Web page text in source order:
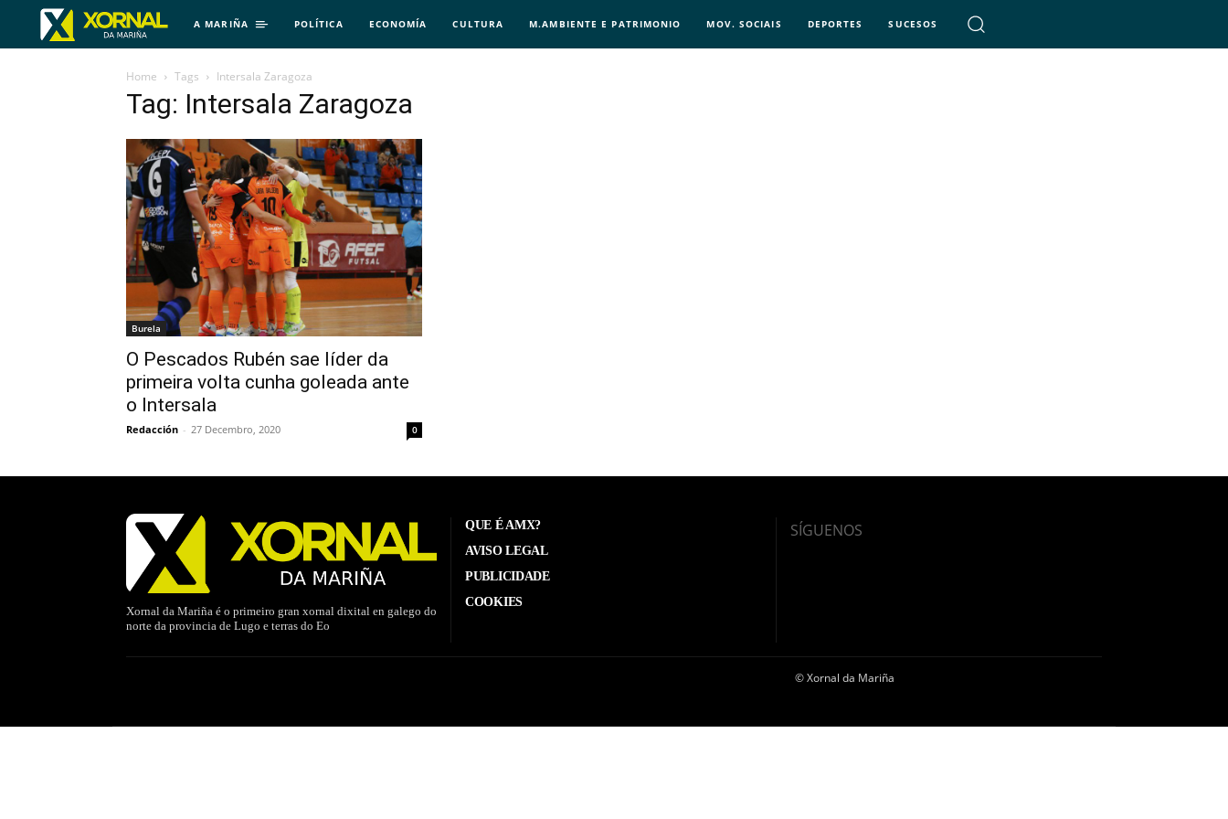
A MARIÑA POLÍTICA ECONOMÍA CULTURA M.AMBIENTE E PATRIMONIO MOV. SOCIAIS DEPORTES SUCESOS
Home Tags Intersala Zaragoza
Tag: Intersala Zaragoza
Burela
O Pescados Rubén sae líder da
primeira volta cunha goleada ante
o Intersala
Redacción - 27 Decembro, 2020 0
Xornal da Mariña é o primeiro gran xornal dixital en galego do
norte da provincia de Lugo e terras do Eo
QUE É AMX?
AVISO LEGAL
PUBLICIDADE
COOKIES
SÍGUENOS
© Xornal da Mariña